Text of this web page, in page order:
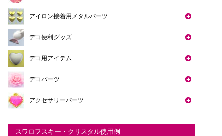
アイロン接着用メタルパーツ
デコ便利グッズ
デコ用アイテム
デコパーツ
アクセサリーパーツ
スワロフスキー・クリスタル使用例